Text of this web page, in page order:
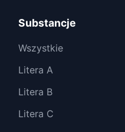
Substancje
Wszystkie
Litera A
Litera B
Litera C